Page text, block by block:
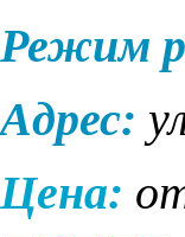
Режим
Адрес:
Цена: